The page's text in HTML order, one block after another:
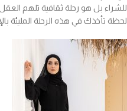
للشراء بل هو رحلة ثقافية تلهم
لحظة تأخذك في هذه الرحلة المليئة